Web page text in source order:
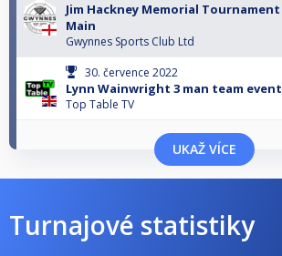
Jim Hackney Memorial Tournament
Main
Gwynnes Sports Club Ltd
30. července 2022
Lynn Wainwright 3 man team event
Top Table TV
UKAŽ VÍCE
Turnajové statistiky